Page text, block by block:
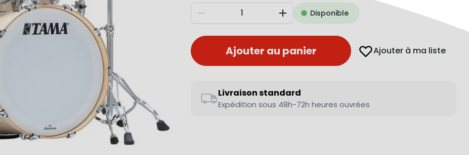
Diminuer AugmenterDisponible
Ajouter au panier Ajouter à ma liste
Livraison standard
Expédition sous 48h-72h heures ouvrées